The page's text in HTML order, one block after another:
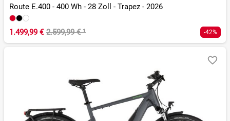
Route E.400 - 400 Wh - 28 Zoll - Trapez - 2026
1.499,99 € 2.599,99 €¹ -42%